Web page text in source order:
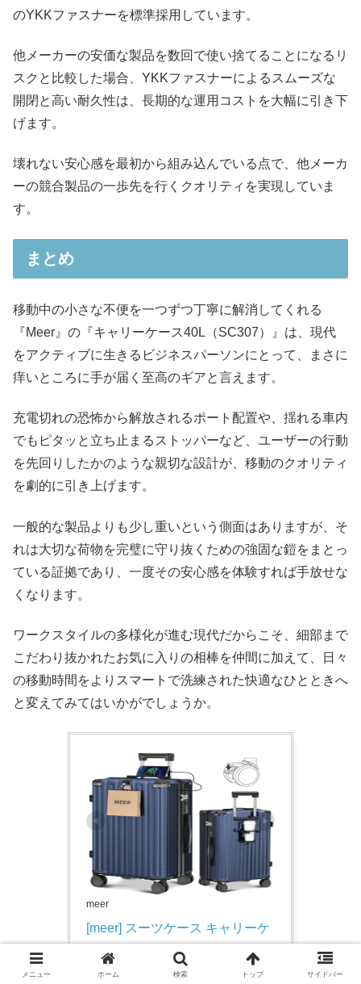
のYKKファスナーを標準採用しています。
他メーカーの安価な製品を数回で使い捨てることになるリ
スクと比較した場合、YKKファスナーによるスムーズな
開閉と高い耐久性は、長期的な運用コストを大幅に引き下
げます。
壊れない安心感を最初から組み込んでいる点で、他メーカ
ーの競合製品の一歩先を行くクオリティを実現していま
す。
まとめ
移動中の小さな不便を一つずつ丁寧に解消してくれる
『Meer』の『キャリーケース40L（SC307）』は、現代
をアクティブに生きるビジネスパーソンにとって、まさに
痒いところに手が届く至高のギアと言えます。
充電切れの恐怖から解放されるポート配置や、揺れる車内
でもピタッと立ち止まるストッパーなど、ユーザーの行動
を先回りしたかのような親切な設計が、移動のクオリティ
を劇的に引き上げます。
一般的な製品よりも少し重いという側面はありますが、そ
れは大切な荷物を完璧に守り抜くための強固な鎧をまとっ
ている証拠であり、一度その安心感を体験すれば手放せな
くなります。
ワークスタイルの多様化が進む現代だからこそ、細部まで
こだわり抜かれたお気に入りの相棒を仲間に加えて、日々
の移動時間をよりスマートで洗練された快適なひとときへ
と変えてみてはいかがでしょうか。
meer
[meer] スーツケース キャリーケ
ース キャリーバッグ キャスター
ストッパー付き Type-C&USB充
メニュー ホーム 検索 トップ サイドバー